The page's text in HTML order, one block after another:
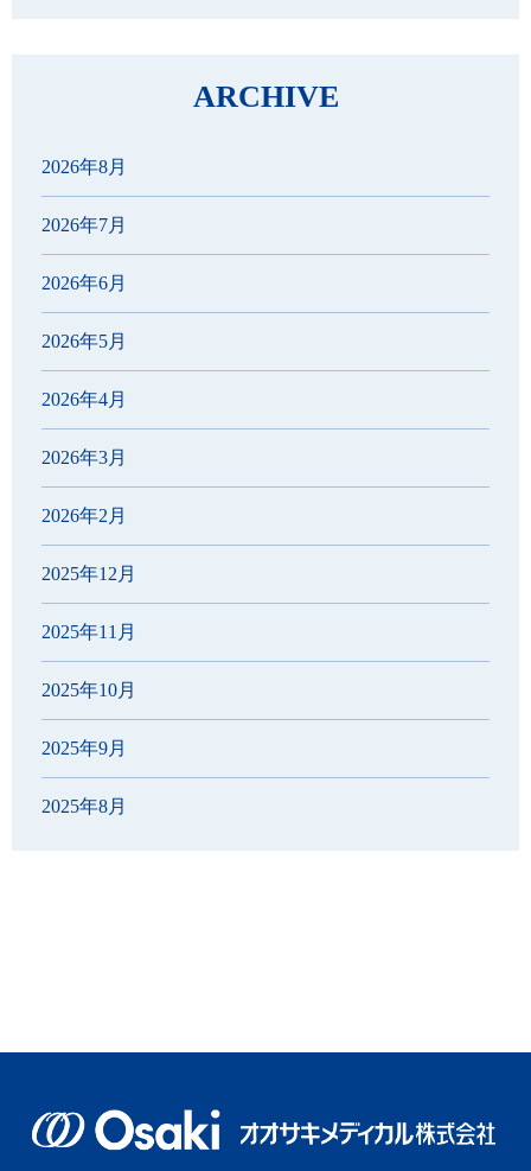
ARCHIVE
2026年8月
2026年7月
2026年6月
2026年5月
2026年4月
2026年3月
2026年2月
2025年12月
2025年11月
2025年10月
2025年9月
2025年8月
2025年2月